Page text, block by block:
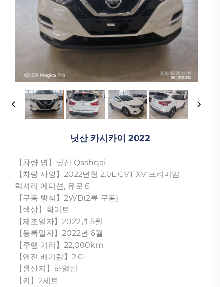
닛산 카시카이 2022
【차량 명】닛산 Qashqai
【차량 사양】2022년형 2.0L CVT XV 프리미엄
럭셔리 에디션, 유로 6
【구동 방식】2WD(2륜 구동)
【색상】화이트
【제조일자】2022년 5월
【등록일자】2022년 6월
【주행 거리】22,000km
【엔진 배기량】2.0L
【원산지】하얼빈
【키】2세트